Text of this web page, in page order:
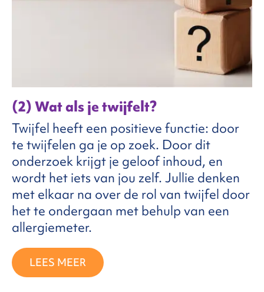
(2) Wat als je twijfelt?
Twijfel heeft een positieve functie: door
te twijfelen ga je op zoek. Door dit
onderzoek krijgt je geloof inhoud, en
wordt het iets van jou zelf. Jullie denken
met elkaar na over de rol van twijfel door
het te ondergaan met behulp van een
allergiemeter.
LEES MEER